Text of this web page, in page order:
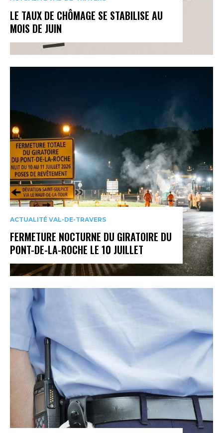
LE TAUX DE CHÔMAGE SE STABILISE AU
MOIS DE JUIN
ACTUALITÉ VAL-DE-TRAVERS
FERMETURE NOCTURNE DU GIRATOIRE DU
PONT-DE-LA-ROCHE LE 10 JUILLET